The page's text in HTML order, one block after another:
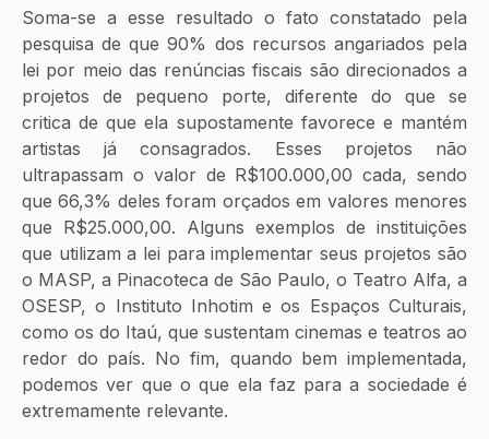
Soma-se a esse resultado o fato constatado pela
pesquisa de que 90% dos recursos angariados pela
lei por meio das renúncias fiscais são direcionados a
projetos de pequeno porte, diferente do que se
critica de que ela supostamente favorece e mantém
artistas já consagrados. Esses projetos não
ultrapassam o valor de R$100.000,00 cada, sendo
que 66,3% deles foram orçados em valores menores
que R$25.000,00. Alguns exemplos de instituições
que utilizam a lei para implementar seus projetos são
o MASP, a Pinacoteca de São Paulo, o Teatro Alfa, a
OSESP, o Instituto Inhotim e os Espaços Culturais,
como os do Itaú, que sustentam cinemas e teatros ao
redor do país. No fim, quando bem implementada,
podemos ver que o que ela faz para a sociedade é
extremamente relevante.